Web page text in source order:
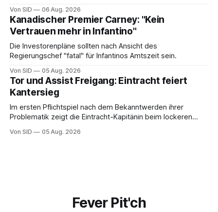
Von SID 06 Aug. 2026
Kanadischer Premier Carney: "Kein
Vertrauen mehr in Infantino"
Die Investorenpläne sollten nach Ansicht des
Regierungschef "fatal" für Infantinos Amtszeit sein.
Von SID 05 Aug. 2026
Tor und Assist Freigang: Eintracht feiert
Kantersieg
Im ersten Pflichtspiel nach dem Bekanntwerden ihrer
Problematik zeigt die Eintracht-Kapitänin beim lockeren
Von SID 05 Aug. 2026
Fever Pit'ch